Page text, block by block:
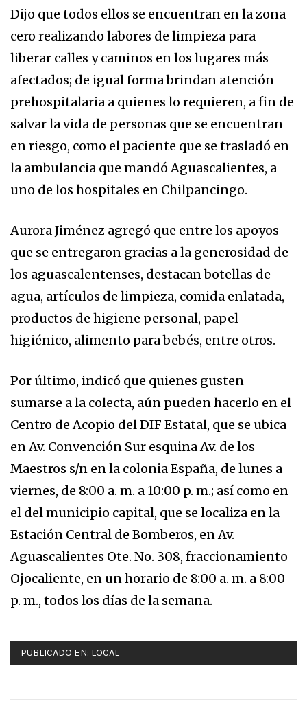
Dijo que todos ellos se encuentran en la zona
cero realizando labores de limpieza para
liberar calles y caminos en los lugares más
afectados; de igual forma brindan atención
prehospitalaria a quienes lo requieren, a fin de
salvar la vida de personas que se encuentran
en riesgo, como el paciente que se trasladó en
la ambulancia que mandó Aguascalientes, a
uno de los hospitales en Chilpancingo.
Aurora Jiménez agregó que entre los apoyos
que se entregaron gracias a la generosidad de
los aguascalentenses, destacan botellas de
agua, artículos de limpieza, comida enlatada,
productos de higiene personal, papel
higiénico, alimento para bebés, entre otros.
Por último, indicó que quienes gusten
sumarse a la colecta, aún pueden hacerlo en el
Centro de Acopio del DIF Estatal, que se ubica
en Av. Convención Sur esquina Av. de los
Maestros s/n en la colonia España, de lunes a
viernes, de 8:00 a. m. a 10:00 p. m.; así como en
el del municipio capital, que se localiza en la
Estación Central de Bomberos, en Av.
Aguascalientes Ote. No. 308, fraccionamiento
Ojocaliente, en un horario de 8:00 a. m. a 8:00
p. m., todos los días de la semana.
PUBLICADO EN: LOCAL